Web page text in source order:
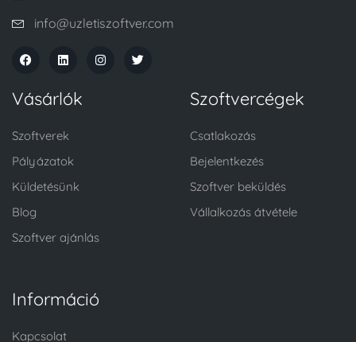
info@uzletiszoftver.com
Vásárlók
Szoftverek
Pályázatok
Küldetésünk
Blog
Szoftver ajánlás
Szoftvercégek
Csatlakozás
Bejelentkezés
Szoftver beküldés
Vállalkozás átvétele
Információ
Kapcsolat